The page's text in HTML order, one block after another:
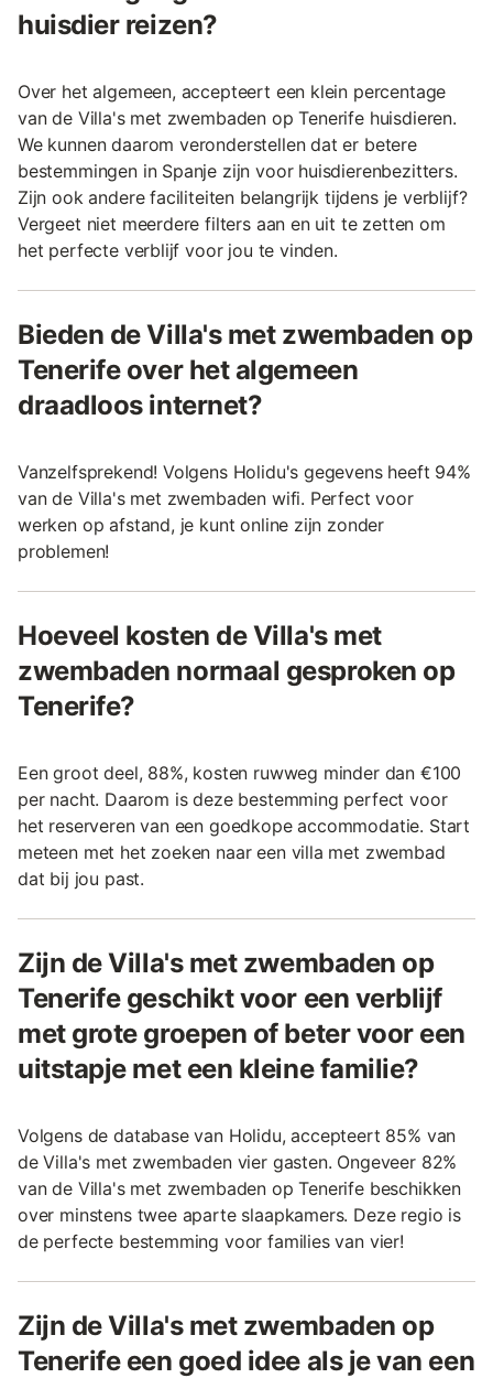
huisdier reizen?
Over het algemeen, accepteert een klein percentage
van de Villa's met zwembaden op Tenerife huisdieren.
We kunnen daarom veronderstellen dat er betere
bestemmingen in Spanje zijn voor huisdierenbezitters.
Zijn ook andere faciliteiten belangrijk tijdens je verblijf?
Vergeet niet meerdere filters aan en uit te zetten om
het perfecte verblijf voor jou te vinden.
Bieden de Villa's met zwembaden op
Tenerife over het algemeen
draadloos internet?
Vanzelfsprekend! Volgens Holidu's gegevens heeft 94%
van de Villa's met zwembaden wifi. Perfect voor
werken op afstand, je kunt online zijn zonder
problemen!
Hoeveel kosten de Villa's met
zwembaden normaal gesproken op
Tenerife?
Een groot deel, 88%, kosten ruwweg minder dan €100
per nacht. Daarom is deze bestemming perfect voor
het reserveren van een goedkope accommodatie. Start
meteen met het zoeken naar een villa met zwembad
dat bij jou past.
Zijn de Villa's met zwembaden op
Tenerife geschikt voor een verblijf
met grote groepen of beter voor een
uitstapje met een kleine familie?
Volgens de database van Holidu, accepteert 85% van
de Villa's met zwembaden vier gasten. Ongeveer 82%
van de Villa's met zwembaden op Tenerife beschikken
over minstens twee aparte slaapkamers. Deze regio is
de perfecte bestemming voor families van vier!
Zijn de Villa's met zwembaden op
Tenerife een goed idee als je van een